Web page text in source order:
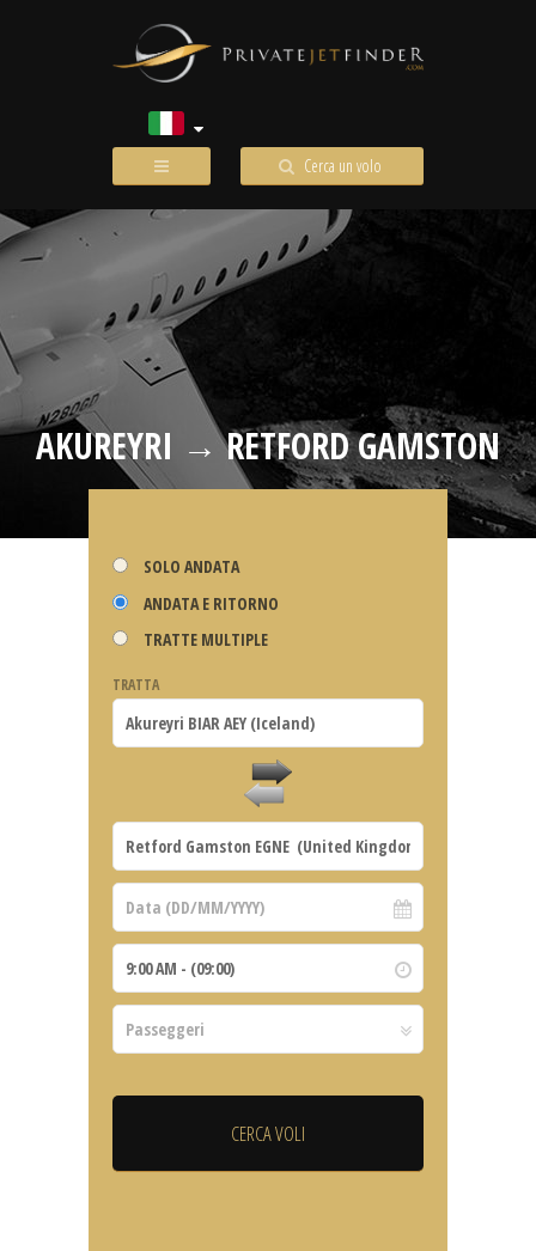
Cerca un volo
AKUREYRI → RETFORD GAMSTON
SOLO ANDATA
ANDATA E RITORNO
TRATTE MULTIPLE
TRATTA